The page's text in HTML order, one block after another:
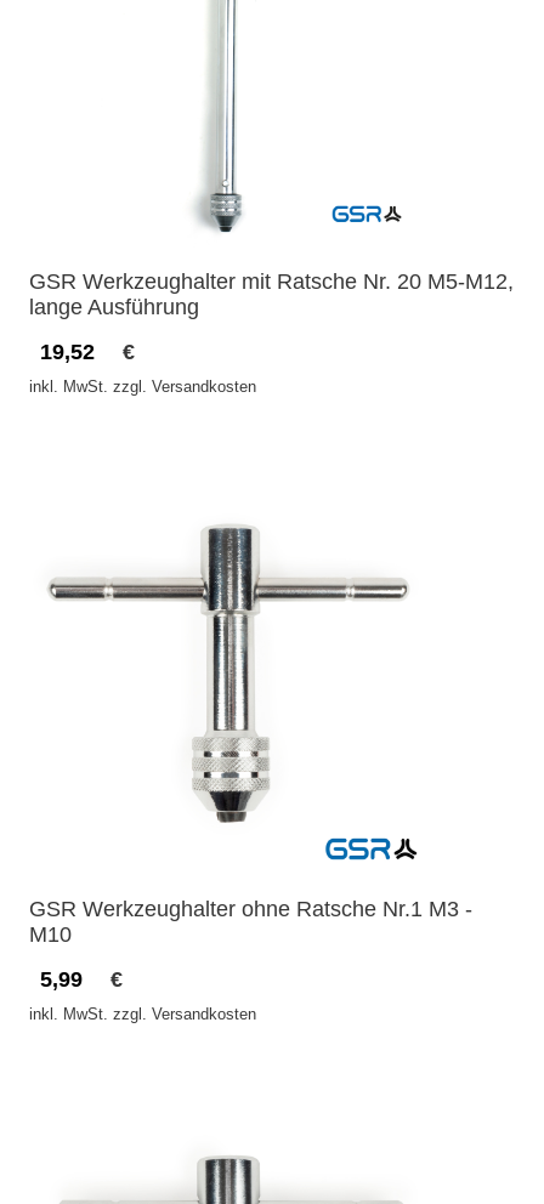
GSR Werkzeughalter mit Ratsche Nr. 20 M5-M12,
lange Ausführung
19,52
€
inkl. MwSt. zzgl. Versandkosten
GSR Werkzeughalter ohne Ratsche Nr.1 M3 -
M10
5,99
€
inkl. MwSt. zzgl. Versandkosten